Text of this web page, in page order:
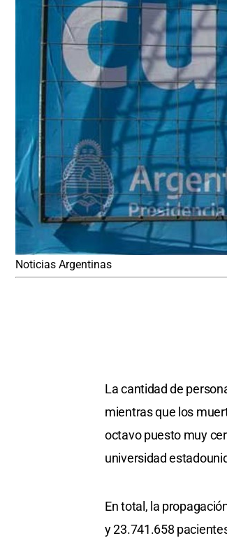
Noticias Argentinas
La cantidad de
mientras que los
octavo puesto muy
universidad
En total, la
y 23.741.658